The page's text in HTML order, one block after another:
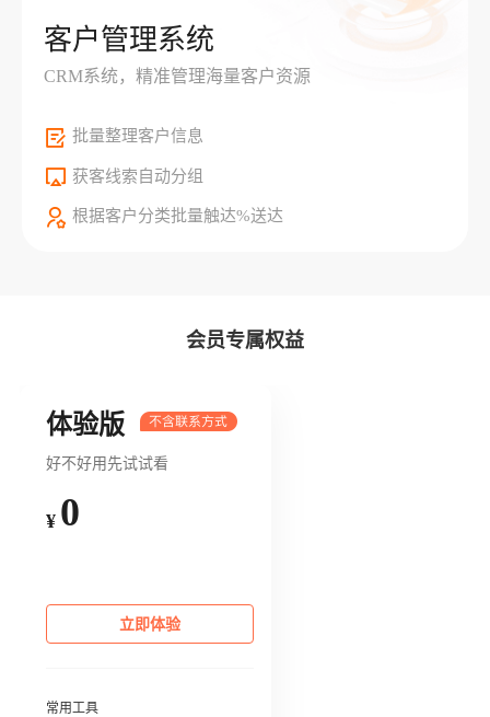
客户管理系统
CRM系统，精准管理海量客户资源
批量整理客户信息
获客线索自动分组
根据客户分类批量触达%送达
会员专属权益
体验版
好不好用先试试看
¥ 0
立即体验
常用工具